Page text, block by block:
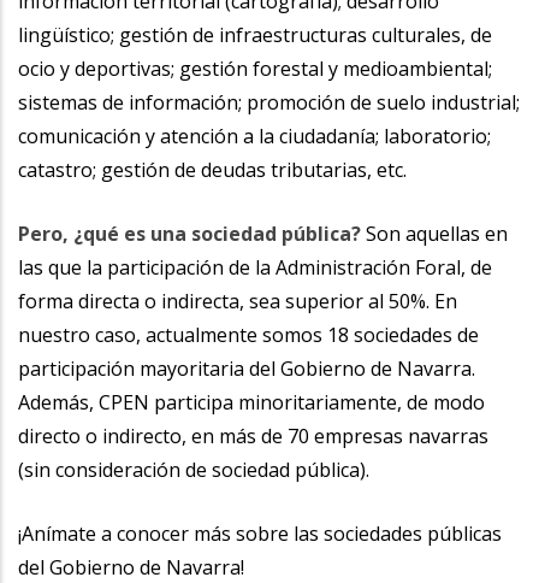
lingüístico; gestión de infraestructuras culturales, de
ocio y deportivas; gestión forestal y medioambiental;
sistemas de información; promoción de suelo industrial;
comunicación y atención a la ciudadanía; laboratorio;
catastro; gestión de deudas tributarias, etc.
Pero, ¿qué es una sociedad pública?Son aquellas en
las que la participación de la Administración Foral, de
forma directa o indirecta, sea superior al 50%. En
nuestro caso, actualmente somos 18 sociedades de
participación mayoritaria del Gobierno de Navarra.
Además, CPEN participa minoritariamente, de modo
directo o indirecto, en más de 70 empresas navarras
(sin consideración de sociedad pública).
¡Anímate a conocer más sobre las sociedades públicas
del Gobierno de Navarra!